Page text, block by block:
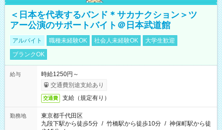
＜日本を代表するバンド＊サカナクション＞ツ
アー公演のサポートバイト＠日本武道館
アルバイト 職種未経験OK 社会人未経験OK
大学生歓迎
ブランクOK
給与
時給1250円～
交通費別途支給あり
交通費 支給（規定有り）
勤務地
東京都千代田区
九段下駅から徒歩5分 / 竹橋駅から徒歩10分 / 神保町駅から徒